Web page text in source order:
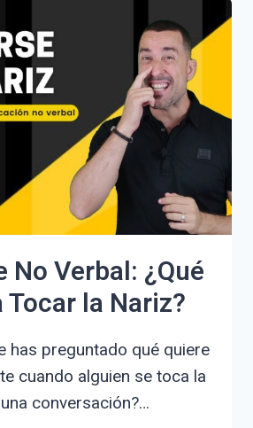
No Verbal: ¿Qué
la Nariz?
has preguntado qué quiere
cuando alguien se toca la
conversación?…